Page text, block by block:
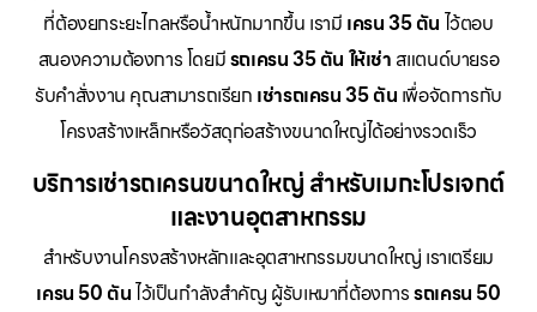
ที่ต้องยกระยะไกลหรือน้ำหนักมากขึ้น เรามี เครน 35 ตัน ไว้ตอบ
สนองความต้องการ โดยมีรถเครน 35 ตัน ให้เช่า สแตนด์บายรอ
รับคำสั่งงาน คุณสามารถเรียก เช่ารถเครน 35 ตัน เพื่อจัดการกับ
โครงสร้างเหล็กหรือวัสดุก่อสร้างขนาดใหญ่ได้อย่างรวดเร็ว
บริการเช่ารถเครนขนาดใหญ่ สำหรับเมกะโปรเจกต์
และงานอุตสาหกรรม
สำหรับงานโครงสร้างหลักและอุตสาหกรรมขนาดใหญ่ เราเตรียม
เครน 50 ตันไว้เป็นกำลังสำคัญ ผู้รับเหมาที่ต้องการรถเครน 50